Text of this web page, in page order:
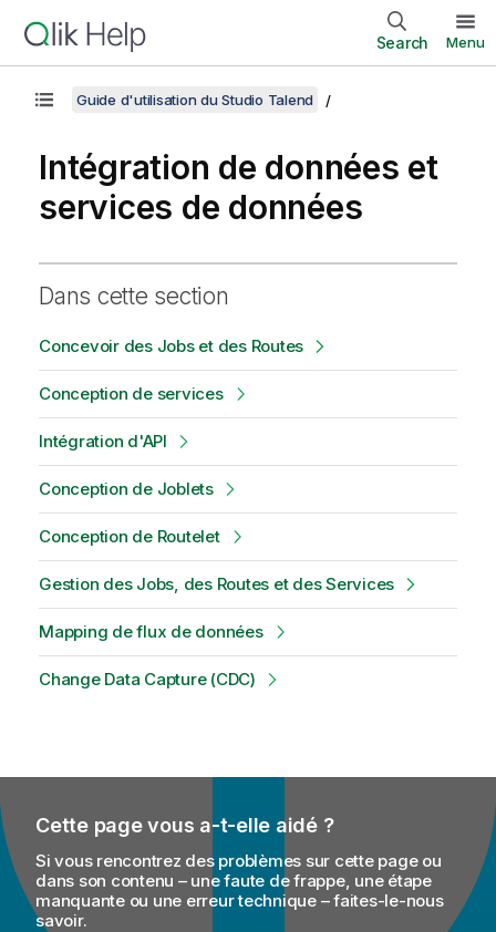
Search Menu
Guide d'utilisation du Studio Talend
Intégration de données et
services de données
Dans cette section
Concevoir des Jobs et des Routes
Conception de services
Intégration d'API
Conception de Joblets
Conception de Routelet
Gestion des Jobs, des Routes et des Services
Mapping de flux de données
Change Data Capture (CDC)
Cette page vous a-t-elle aidé ?
Si vous rencontrez des problèmes sur cette page ou
dans son contenu – une faute de frappe, une étape
manquante ou une erreur technique – faites-le-nous
savoir.